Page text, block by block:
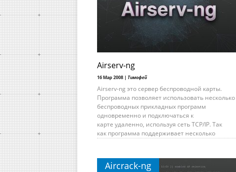
Airserv-ng
16 Мар 2008 | Тимофей
Airserv-ng это сервер беспроводной карты.
Программа позволяет использовать несколько
беспроводных прикладных программ
одновременно и подключаться к
карте удаленно, используя сеть TCP/IP. Так
как программа поддерживает несколько
Aircrack-ng